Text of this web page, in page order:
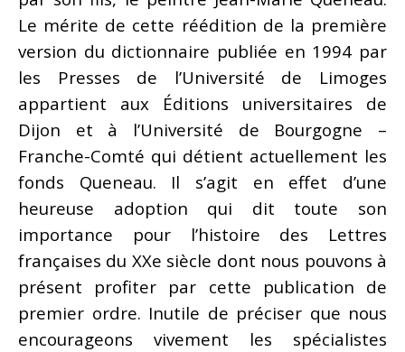
Le mérite de cette réédition de la première
version du dictionnaire publiée en 1994 par
les Presses de l’Université de Limoges
appartient aux Éditions universitaires de
Dijon et à l’Université de Bourgogne –
Franche-Comté qui détient actuellement les
fonds Queneau. Il s’agit en effet d’une
heureuse adoption qui dit toute son
importance pour l’histoire des Lettres
françaises du XXe siècle dont nous pouvons à
présent profiter par cette publication de
premier ordre. Inutile de préciser que nous
encourageons vivement les spécialistes